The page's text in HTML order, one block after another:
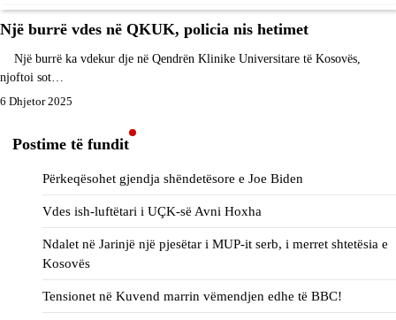
Një burrë vdes në QKUK, policia nis hetimet
Një burrë ka vdekur dje në Qendrën Klinike Universitare të Kosovës,
njoftoi sot…
6 Dhjetor 2025
Postime të fundit
Përkeqësohet gjendja shëndetësore e Joe Biden
Vdes ish-luftëtari i UÇK-së Avni Hoxha
Ndalet në Jarinjë një pjesëtar i MUP-it serb, i merret shtetësia e
Kosovës
Tensionet në Kuvend marrin vëmendjen edhe të BBC!